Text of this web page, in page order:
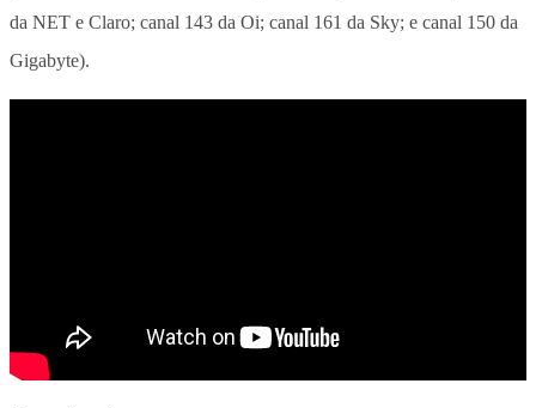
da NET e Claro; canal 143 da Oi; canal 161 da Sky; e canal 150 da
Gigabyte).